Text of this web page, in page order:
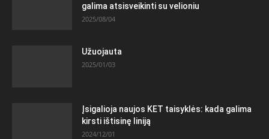
galima atsisveikinti su velioniu
2025/08/04
Užuojauta
2025/01/03
Įsigalioja naujos KET taisyklės: kada galima
kirsti ištisinę liniją
2024/12/01